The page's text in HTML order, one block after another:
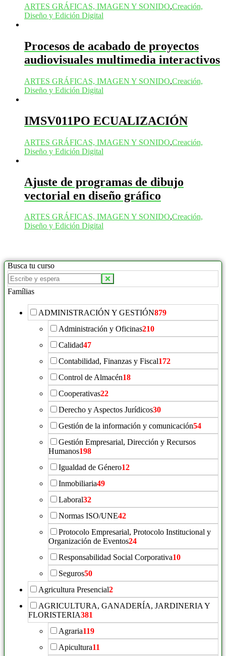
ARTES GRÁFICAS, IMAGEN Y SONIDO,Creación,
Diseño y Edición Digital
Procesos de acabado de proyectos
audiovisuales multimedia interactivos
ARTES GRÁFICAS, IMAGEN Y SONIDO,Creación,
Diseño y Edición Digital
IMSV011PO ECUALIZACIÓN
ARTES GRÁFICAS, IMAGEN Y SONIDO,Creación,
Diseño y Edición Digital
Ajuste de programas de dibujo
vectorial en diseño gráfico
ARTES GRÁFICAS, IMAGEN Y SONIDO,Creación,
Diseño y Edición Digital
Busca tu curso
Buscar
productos:
Famílias
ADMINISTRACIÓN Y GESTIÓN879
Administración y Oficinas210
Calidad47
Contabilidad, Finanzas y Fiscal172
Control de Almacén18
Cooperativas22
Derecho y Aspectos Jurídicos30
Gestión de la información y comunicación54
Gestión Empresarial, Dirección y Recursos
Humanos198
Igualdad de Género12
Inmobiliaria49
Laboral32
Normas ISO/UNE42
Protocolo Empresarial, Protocolo Institucional y
Organización de Eventos24
Responsabilidad Social Corporativa10
Seguros50
Agricultura Presencial2
AGRICULTURA, GANADERÍA, JARDINERIA Y
FLORISTERIA381
Agraria119
Apicultura11